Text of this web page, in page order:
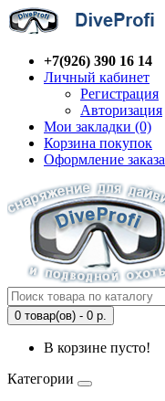
+7(926) 390 16 14
Личный кабинет
Регистрация
Авторизация
Мои закладки (0)
Корзина покупок
Оформление заказа
0 товар(ов) - 0 р.
В корзине пусто!
Категории